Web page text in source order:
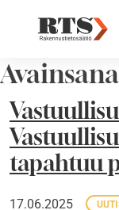
tapahtuu
17.06.2025